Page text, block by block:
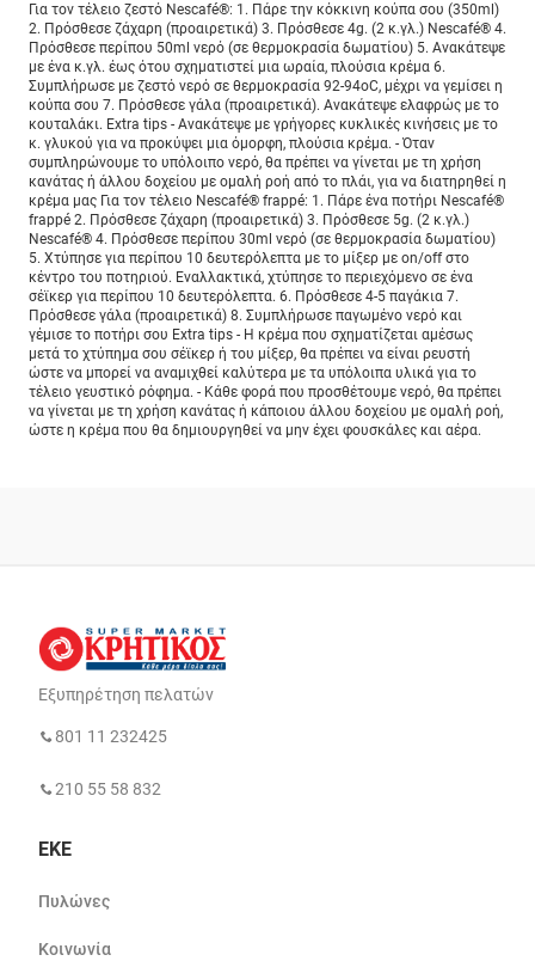
Για τον τέλειο ζεστό Nescafé®: 1. Πάρε την κόκκινη κούπα σου (350ml)
2. Πρόσθεσε ζάχαρη (προαιρετικά) 3. Πρόσθεσε 4g. (2 κ.γλ.) Nescafé® 4.
Πρόσθεσε περίπου 50ml νερό (σε θερμοκρασία δωματίου) 5. Ανακάτεψε
με ένα κ.γλ. έως ότου σχηματιστεί μια ωραία, πλούσια κρέμα 6.
Συμπλήρωσε με ζεστό νερό σε θερμοκρασία 92-94oC, μέχρι να γεμίσει η
κούπα σου 7. Πρόσθεσε γάλα (προαιρετικά). Ανακάτεψε ελαφρώς με το
κουταλάκι. Extra tips - Ανακάτεψε με γρήγορες κυκλικές κινήσεις με το
κ. γλυκού για να προκύψει μια όμορφη, πλούσια κρέμα. - Όταν
συμπληρώνουμε το υπόλοιπο νερό, θα πρέπει να γίνεται με τη χρήση
κανάτας ή άλλου δοχείου με ομαλή ροή από το πλάι, για να διατηρηθεί η
κρέμα μας Για τον τέλειο Nescafé® frappé: 1. Πάρε ένα ποτήρι Nescafé®
frappé 2. Πρόσθεσε ζάχαρη (προαιρετικά) 3. Πρόσθεσε 5g. (2 κ.γλ.)
Nescafé® 4. Πρόσθεσε περίπου 30ml νερό (σε θερμοκρασία δωματίου)
5. Χτύπησε για περίπου 10 δευτερόλεπτα με το μίξερ με on/off στο
κέντρο του ποτηριού. Εναλλακτικά, χτύπησε το περιεχόμενο σε ένα
σέϊκερ για περίπου 10 δευτερόλεπτα. 6. Πρόσθεσε 4-5 παγάκια 7.
Πρόσθεσε γάλα (προαιρετικά) 8. Συμπλήρωσε παγωμένο νερό και
γέμισε το ποτήρι σου Extra tips - Η κρέμα που σχηματίζεται αμέσως
μετά το χτύπημα σου σέϊκερ ή του μίξερ, θα πρέπει να είναι ρευστή
ώστε να μπορεί να αναμιχθεί καλύτερα με τα υπόλοιπα υλικά για το
τέλειο γευστικό ρόφημα. - Κάθε φορά που προσθέτουμε νερό, θα πρέπει
να γίνεται με τη χρήση κανάτας ή κάποιου άλλου δοχείου με ομαλή ροή,
ώστε η κρέμα που θα δημιουργηθεί να μην έχει φουσκάλες και αέρα.
Εξυπηρέτηση πελατών
801 11 232425
210 55 58 832
ΕΚΕ
Πυλώνες
Κοινωνία